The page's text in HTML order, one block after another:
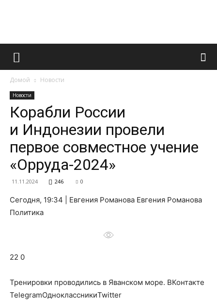
Французский
и
Домой Новости
Новости
Корабли России
и Индонезии провели
первое совместное учение
«Орруда-2024»
11.11.2024 246 0
Сегодня, 19:34 | Евгения Романова Евгения Романова
Политика
22 0
Тренировки проводились в Яванском море. ВКонтакте
TelegramОдноклассникиTwitter